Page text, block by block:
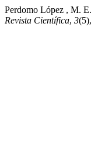
Perdomo López , M.
Revista Científica, 3